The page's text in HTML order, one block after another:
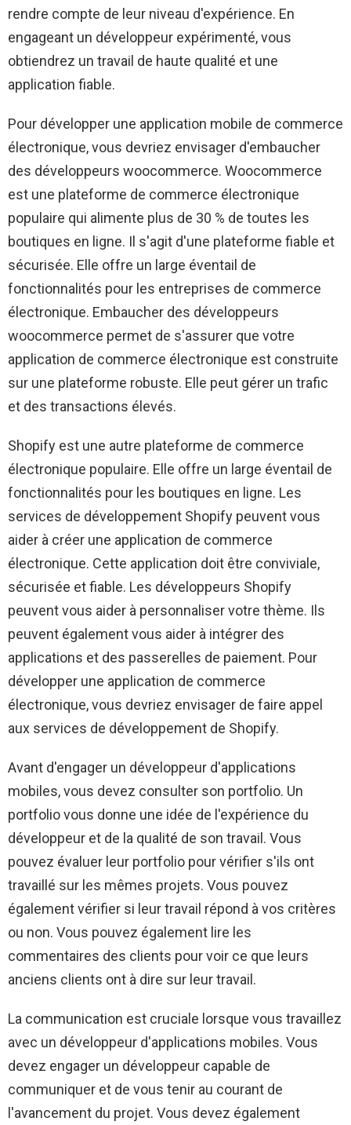
rendre compte de leur niveau d'expérience. En
engageant un développeur expérimenté, vous
obtiendrez un travail de haute qualité et une
application fiable.
Pour développer une application mobile de commerce
électronique, vous devriez envisager d'embaucher
des développeurs woocommerce. Woocommerce
est une plateforme de commerce électronique
populaire qui alimente plus de 30 % de toutes les
boutiques en ligne. Il s'agit d'une plateforme fiable et
sécurisée. Elle offre un large éventail de
fonctionnalités pour les entreprises de commerce
électronique. Embaucher des développeurs
woocommerce permet de s'assurer que votre
application de commerce électronique est construite
sur une plateforme robuste. Elle peut gérer un trafic
et des transactions élevés.
Shopify est une autre plateforme de commerce
électronique populaire. Elle offre un large éventail de
fonctionnalités pour les boutiques en ligne. Les
services de développement Shopify peuvent vous
aider à créer une application de commerce
électronique. Cette application doit être conviviale,
sécurisée et fiable. Les développeurs Shopify
peuvent vous aider à personnaliser votre thème. Ils
peuvent également vous aider à intégrer des
applications et des passerelles de paiement. Pour
développer une application de commerce
électronique, vous devriez envisager de faire appel
aux services de développement de Shopify.
Avant d'engager un développeur d'applications
mobiles, vous devez consulter son portfolio. Un
portfolio vous donne une idée de l'expérience du
développeur et de la qualité de son travail. Vous
pouvez évaluer leur portfolio pour vérifier s'ils ont
travaillé sur les mêmes projets. Vous pouvez
également vérifier si leur travail répond à vos critères
ou non. Vous pouvez également lire les
commentaires des clients pour voir ce que leurs
anciens clients ont à dire sur leur travail.
La communication est cruciale lorsque vous travaillez
avec un développeur d'applications mobiles. Vous
devez engager un développeur capable de
communiquer et de vous tenir au courant de
l'avancement du projet. Vous devez également